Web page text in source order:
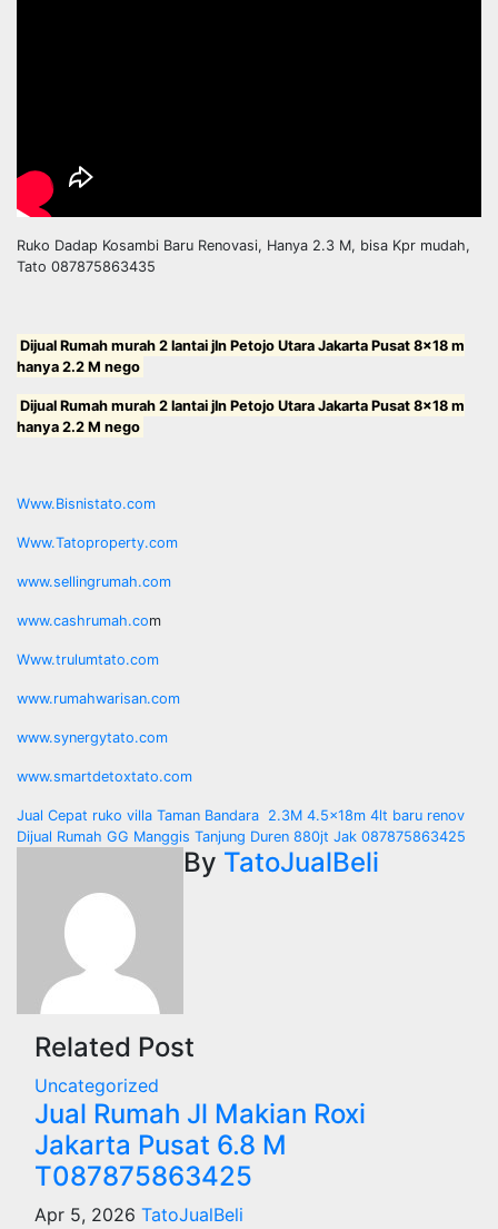
Ruko Dadap Kosambi Baru Renovasi, Hanya 2.3 M, bisa Kpr mudah,
Tato 087875863435
Dijual Rumah murah 2 lantai jln Petojo Utara Jakarta Pusat 8×18 m
hanya 2.2 M nego
Dijual Rumah murah 2 lantai jln Petojo Utara Jakarta Pusat 8×18 m
hanya 2.2 M nego
Www.Bisnistato.com
Www.Tatoproperty.com
www.sellingrumah.com
www.cashrumah.com
Www.trulumtato.com
www.rumahwarisan.com
www.synergytato.com
www.smartdetoxtato.com
Post
navigation
Jual Cepat ruko villa Taman Bandara 2.3M 4.5x18m 4lt baru renov
Dijual Rumah GG Manggis Tanjung Duren 880jt Jak 087875863425
By TatoJualBeli
Related Post
Uncategorized
Jual Rumah Jl Makian Roxi
Jakarta Pusat 6.8 M
T087875863425
Apr 5, 2026 TatoJualBeli